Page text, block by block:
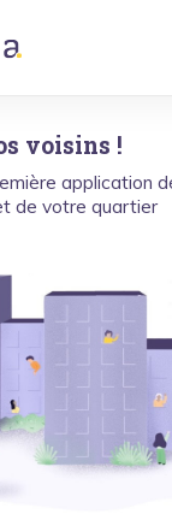
voisins !
application
de votre quartier